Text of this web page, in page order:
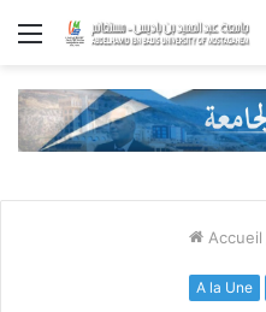
Menu
Accueil
A la Une